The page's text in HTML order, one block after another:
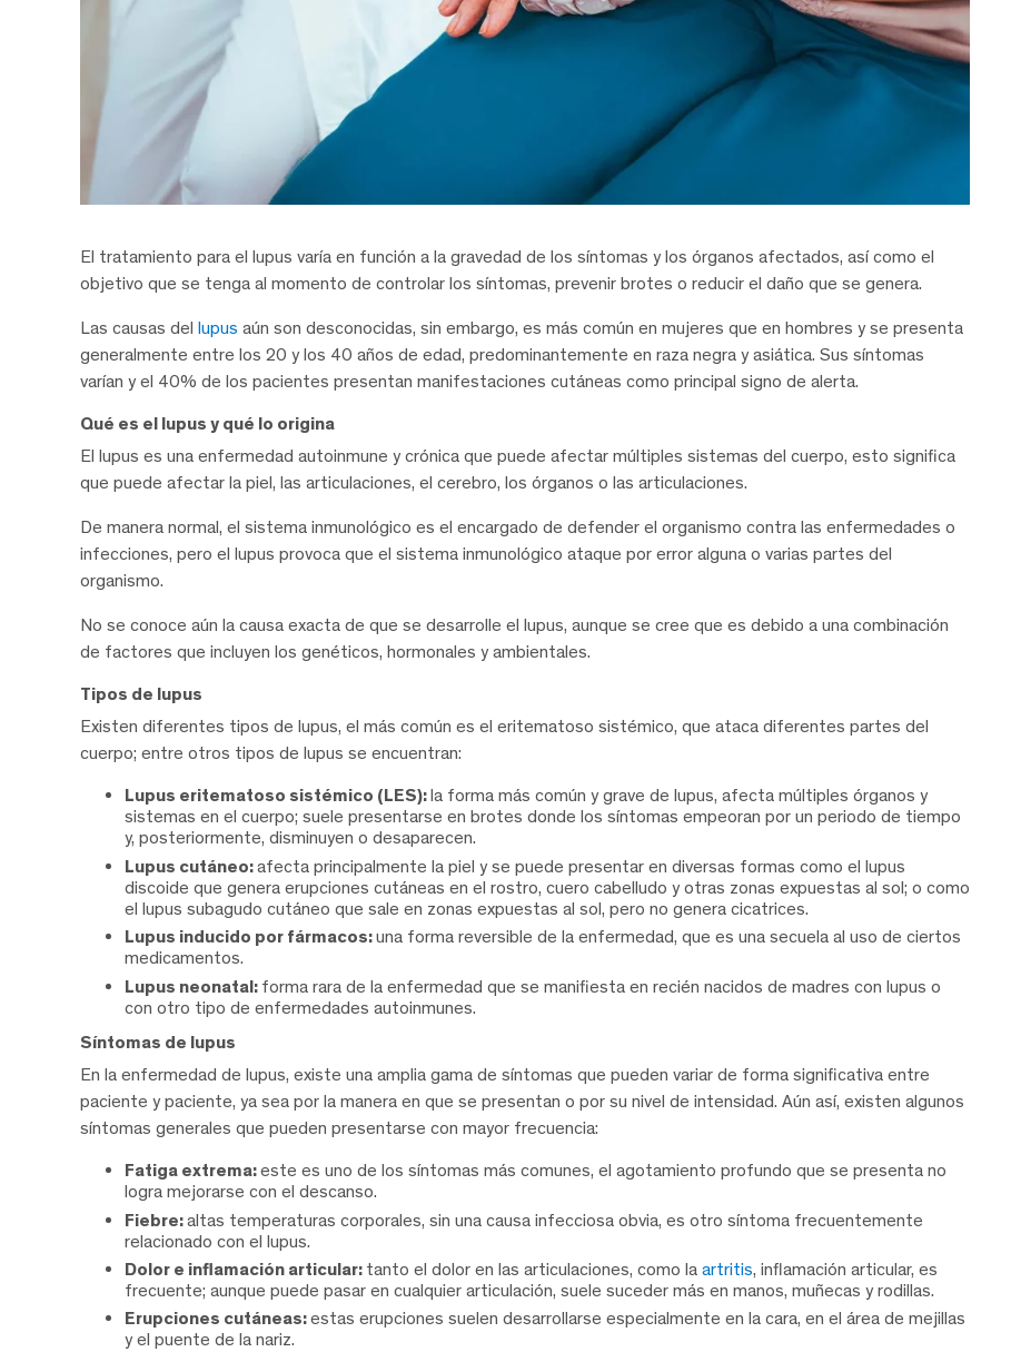
El tratamiento para el lupus varía en función a la gravedad de los síntomas y los órganos afectados, así como el
objetivo que se tenga al momento de controlar los síntomas, prevenir brotes o reducir el daño que se genera.
Las causas del lupus aún son desconocidas, sin embargo, es más común en mujeres que en hombres y se presenta
generalmente entre los 20 y los 40 años de edad, predominantemente en raza negra y asiática. Sus síntomas
varían y el 40% de los pacientes presentan manifestaciones cutáneas como principal signo de alerta.
Qué es el lupus y qué lo origina
El lupus es una enfermedad autoinmune y crónica que puede afectar múltiples sistemas del cuerpo, esto significa
que puede afectar la piel, las articulaciones, el cerebro, los órganos o las articulaciones.
De manera normal, el sistema inmunológico es el encargado de defender el organismo contra las enfermedades o
infecciones, pero el lupus provoca que el sistema inmunológico ataque por error alguna o varias partes del
organismo.
No se conoce aún la causa exacta de que se desarrolle el lupus, aunque se cree que es debido a una combinación
de factores que incluyen los genéticos, hormonales y ambientales.
Tipos de lupus
Existen diferentes tipos de lupus, el más común es el eritematoso sistémico, que ataca diferentes partes del
cuerpo; entre otros tipos de lupus se encuentran:
Lupus eritematoso sistémico (LES):la forma más común y grave de lupus, afecta múltiples órganos y
sistemas en el cuerpo; suele presentarse en brotes donde los síntomas empeoran por un periodo de tiempo
y, posteriormente, disminuyen o desaparecen.
Lupus cutáneo:afecta principalmente la piel y se puede presentar en diversas formas como el lupus
discoide que genera erupciones cutáneas en el rostro, cuero cabelludo y otras zonas expuestas al sol; o como
el lupus subagudo cutáneo que sale en zonas expuestas al sol, pero no genera cicatrices.
Lupus inducido por fármacos:una forma reversible de la enfermedad, que es una secuela al uso de ciertos
medicamentos.
Lupus neonatal: forma rara de la enfermedad que se manifiesta en recién nacidos de madres con lupus o
con otro tipo de enfermedades autoinmunes.
Síntomas de lupus
En la enfermedad de lupus, existe una amplia gama de síntomas que pueden variar de forma significativa entre
paciente y paciente, ya sea por la manera en que se presentan o por su nivel de intensidad. Aún así, existen algunos
síntomas generales que pueden presentarse con mayor frecuencia:
Fatiga extrema:este es uno de los síntomas más comunes, el agotamiento profundo que se presenta no
logra mejorarse con el descanso.
Fiebre:altas temperaturas corporales, sin una causa infecciosa obvia, es otro síntoma frecuentemente
relacionado con el lupus.
Dolor e inflamación articular: tanto el dolor en las articulaciones, como la artritis, inflamación articular, es
frecuente; aunque puede pasar en cualquier articulación, suele suceder más en manos, muñecas y rodillas.
Erupciones cutáneas:estas erupciones suelen desarrollarse especialmente en la cara, en el área de mejillas
y el puente de la nariz.